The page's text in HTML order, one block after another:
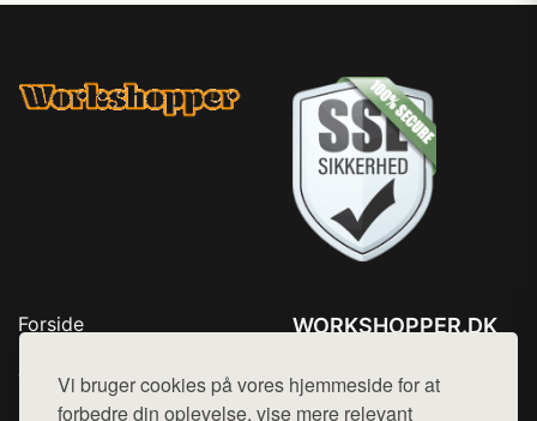
Vi bruger cookies på vores hjemmeside for at
forbedre din oplevelse, vise mere relevant
Forside
Top Rabatter
Kontakt
WORKSHOPPER.DK
Mail: hej@want.dk